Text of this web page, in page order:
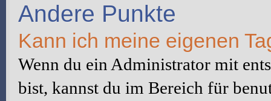
Andere Punkte
Kann ich meine eigenen
Wenn du ein Administrator mit
bist, kannst du im Bereich für